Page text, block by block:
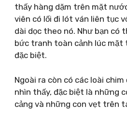
thấy hàng dặm trên mặt
viên có lối đi lót ván liên tục
dài dọc theo nó. Như bạn có
bức tranh toàn cảnh lúc
đặc biệt.
Ngoài ra còn có các loài
nhìn thấy, đặc biệt là những
cảng và những con vẹt trên